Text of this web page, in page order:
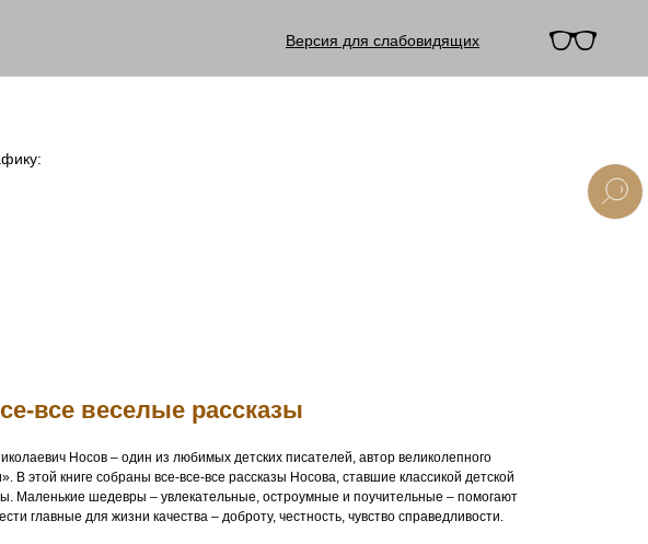
Версия для слабовидящих
все веселые рассказы
Носов – один из любимых детских писателей, автор великолепного
В этой книге собраны все-все-все рассказы Носова, ставшие классикой детской
Маленькие шедевры – увлекательные, остроумные и поучительные – помогают
главные для жизни качества – доброту, честность, чувство справедливости.